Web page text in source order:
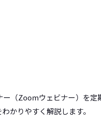
（Zoomウェビナー）を定
かりやすく解説します。